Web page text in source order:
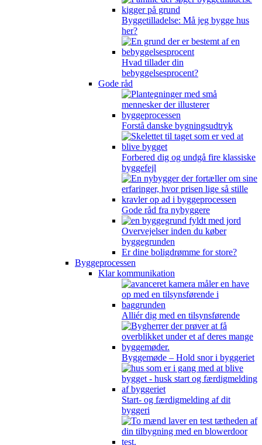
Byggetilladelse: Må jeg bygge hus
her?
Hvad tillader din
bebyggelsesprocent?
Gode råd
Forstå danske bygningsudtryk
Forbered dig og undgå fire klassiske
byggefejl
Gode råd fra nybyggere
Overvejelser inden du køber
byggegrunden
Er dine boligdrømme for store?
Byggeprocessen
Klar kommunikation
Alliér dig med en tilsynsførende
Byggemøde – Hold snor i byggeriet
Start- og færdigmelding af dit
byggeri